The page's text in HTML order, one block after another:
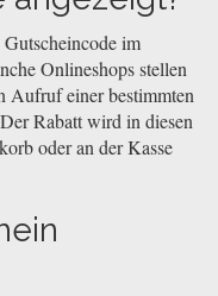
im
Onlineshops stellen
Aufruf einer bestimmten
Rabatt wird in diesen
oder an der Kasse